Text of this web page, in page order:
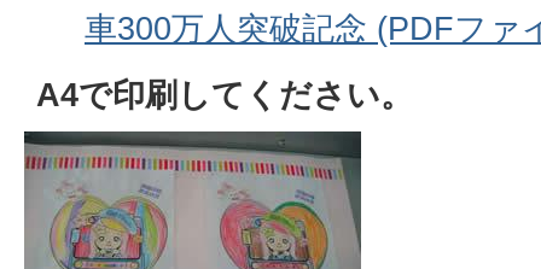
車300万人突破記念 (PDFファ
A4で印刷してください。